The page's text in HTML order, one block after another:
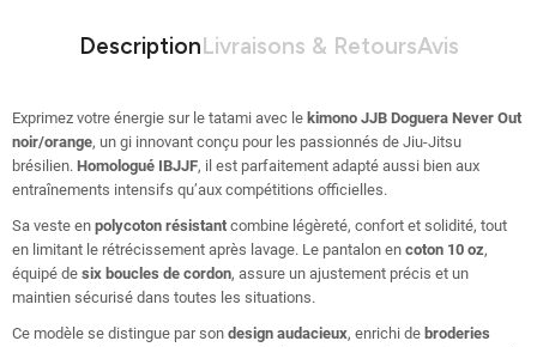
DescriptionLivraisons & RetoursAvis
Exprimez votre énergie sur le tatami avec le kimono JJB Doguera Never Out
noir/orange, un gi innovant conçu pour les passionnés de Jiu-Jitsu
brésilien. Homologué IBJJF, il est parfaitement adapté aussi bien aux
entraînements intensifs qu’aux compétitions officielles.
Sa veste en polycoton résistant combine légèreté, confort et solidité, tout
en limitant le rétrécissement après lavage. Le pantalon en coton 10 oz,
équipé de six boucles de cordon, assure un ajustement précis et un
maintien sécurisé dans toutes les situations.
Ce modèle se distingue par son design audacieux, enrichi de broderies